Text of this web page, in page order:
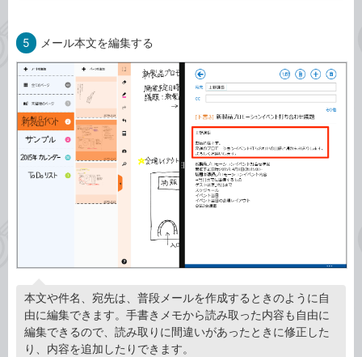
5 メール本文を編集する
本文や件名、宛先は、普段メールを作成するときのように自
由に編集できます。手書きメモから読み取った内容も自由に
編集できるので、読み取りに間違いがあったときに修正した
り、内容を追加したりできます。